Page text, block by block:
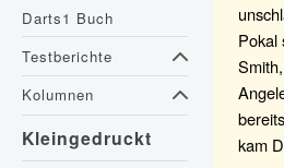
Pokal
kam
Darts1 Buch
Testberichte
Kolumnen
Kleingedruckt